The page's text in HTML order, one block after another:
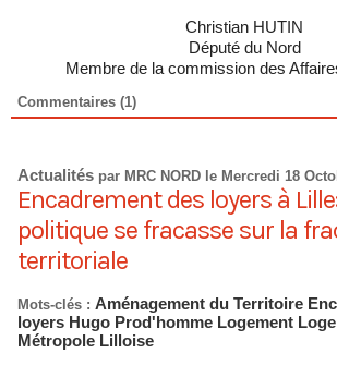
Christian HUTIN
Député du Nord
Membre de la commission des
Commentaires (1)
Actualités par MRC NORD le Mercredi 18
Encadrement des loyers à
politique se fracasse sur la
territoriale
Mots-clés : Aménagement du Territoire
loyers Hugo Prod'homme Logement
Métropole Lilloise